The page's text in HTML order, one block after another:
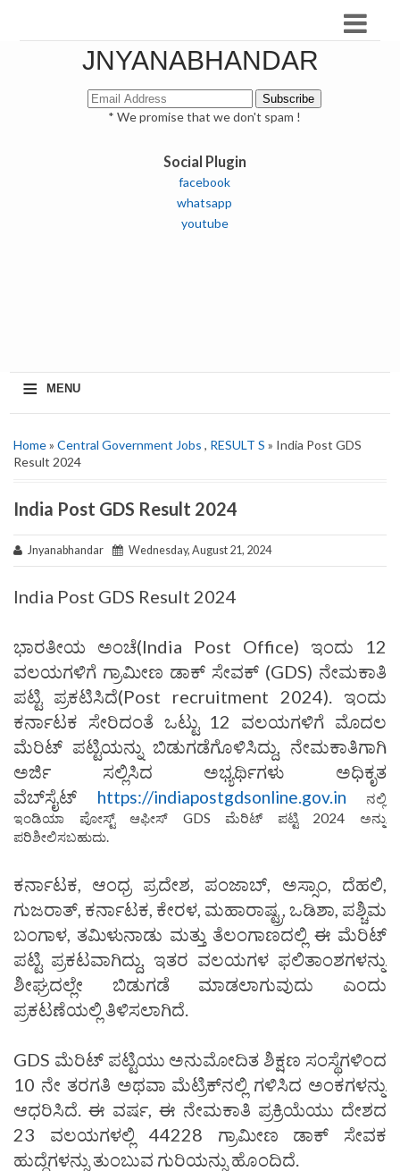
JNYANABHANDAR
* We promise that we don't spam !
Social Plugin
facebook
whatsapp
youtube
≡ MENU
Home» Central Government Jobs , RESULT S » India Post GDS
Result 2024
India Post GDS Result 2024
Jnyanabhandar Wednesday, August 21, 2024
India Post GDS Result 2024
ಭಾರತೀಯ ಅಂಚೆ(India Post Office) ಇಂದು 12
ವಲಯಗಳಿಗೆ ಗ್ರಾಮೀಣ ಡಾಕ್‌ ಸೇವಕ್ (GDS) ನೇಮಕಾತಿ
ಪಟ್ಟಿ ಪ್ರಕಟಿಸಿದೆ(Post recruitment 2024). ಇಂದು
ಕರ್ನಾಟಕ ಸೇರಿದಂತೆ ಒಟ್ಟು 12 ವಲಯಗಳಿಗೆ ಮೊದಲ
ಮೆರಿಟ್ ಪಟ್ಟಿಯನ್ನು ಬಿಡುಗಡೆಗೊಳಿಸಿದ್ದು, ನೇಮಕಾತಿಗಾಗಿ
ಅರ್ಜಿ ಸಲ್ಲಿಸಿದ ಅಭ್ಯರ್ಥಿಗಳು ಅಧಿಕೃತ
ವೆಬ್‌ಸೈಟ್ https://indiapostgdsonline.gov.in ನಲ್ಲಿ
ಇಂಡಿಯಾ ಪೋಸ್ಟ್ ಆಫೀಸ್ GDS ಮೆರಿಟ್ ಪಟ್ಟಿ 2024 ಅನ್ನು
ಪರಿಶೀಲಿಸಬಹುದು.
ಕರ್ನಾಟಕ, ಆಂಧ್ರ ಪ್ರದೇಶ, ಪಂಜಾಬ್, ಅಸ್ಸಾಂ, ದೆಹಲಿ,
ಗುಜರಾತ್, ಕರ್ನಾಟಕ, ಕೇರಳ, ಮಹಾರಾಷ್ಟ್ರ, ಒಡಿಶಾ, ಪಶ್ಚಿಮ
ಬಂಗಾಳ, ತಮಿಳುನಾಡು ಮತ್ತು ತೆಲಂಗಾಣದಲ್ಲಿ ಈ ಮೆರಿಟ್‌
ಪಟ್ಟಿ ಪ್ರಕಟವಾಗಿದ್ದು, ಇತರ ವಲಯಗಳ ಫಲಿತಾಂಶಗಳನ್ನು
ಶೀಘ್ರದಲ್ಲೇ ಬಿಡುಗಡೆ ಮಾಡಲಾಗುವುದು ಎಂದು
ಪ್ರಕಟಣೆಯಲ್ಲಿ ತಿಳಿಸಲಾಗಿದೆ.
GDS ಮೆರಿಟ್ ಪಟ್ಟಿಯು ಅನುಮೋದಿತ ಶಿಕ್ಷಣ ಸಂಸ್ಥೆಗಳಿಂದ
10 ನೇ ತರಗತಿ ಅಥವಾ ಮೆಟ್ರಿಕ್‌ನಲ್ಲಿ ಗಳಿಸಿದ ಅಂಕಗಳನ್ನು
ಆಧರಿಸಿದೆ. ಈ ವರ್ಷ, ಈ ನೇಮಕಾತಿ ಪ್ರಕ್ರಿಯೆಯು ದೇಶದ
23 ವಲಯಗಳಲ್ಲಿ 44228 ಗ್ರಾಮೀಣ ಡಾಕ್ ಸೇವಕ
ಹುದ್ದೆಗಳನ್ನು ತುಂಬುವ ಗುರಿಯನ್ನು ಹೊಂದಿದೆ.